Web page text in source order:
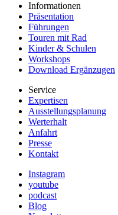
Informationen
Präsentation
Führungen
Touren mit Rad
Kinder & Schulen
Workshops
Download Ergänzugen
Service
Expertisen
Ausstellungsplanung
Werterhalt
Anfahrt
Presse
Kontakt
Instagram
youtube
podcast
Blog